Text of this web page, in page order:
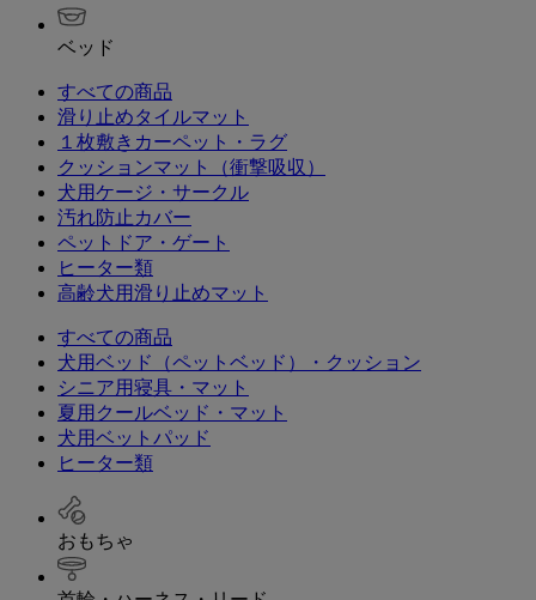
ベッド
すべての商品
滑り止めタイルマット
１枚敷きカーペット・ラグ
クッションマット（衝撃吸収）
犬用ケージ・サークル
汚れ防止カバー
ペットドア・ゲート
ヒーター類
高齢犬用滑り止めマット
すべての商品
犬用ベッド（ペットベッド）・クッション
シニア用寝具・マット
夏用クールベッド・マット
犬用ベットパッド
ヒーター類
おもちゃ